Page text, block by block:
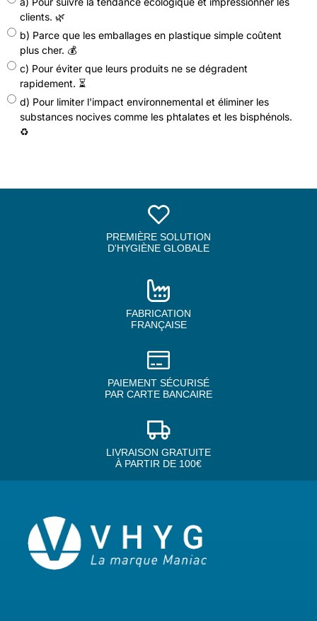
clients. 🌿
b) Parce que les emballages en plastique simple coûtent
plus cher. 💰
c) Pour éviter que leurs produits ne se dégradent
rapidement. ⏳
d) Pour limiter l'impact environnemental et éliminer les
substances nocives comme les phtalates et les bisphénols.
♻️
PREMIÈRE SOLUTION
D'HYGIÈNE GLOBALE
FABRICATION
FRANÇAISE
PAIEMENT SÉCURISÉ
PAR CARTE BANCAIRE
LIVRAISON GRATUITE
À PARTIR DE 100€